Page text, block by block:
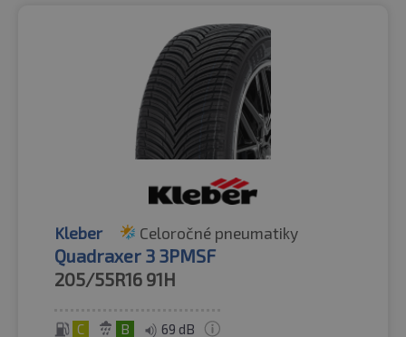
Kleber Celoročné pneumatiky
Quadraxer 3 3PMSF
205/55R16 91H
C B 69 dB